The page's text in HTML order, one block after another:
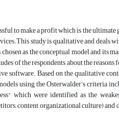
to make a profit which is the
study is qualitative and deals
as the conceptual model and its
of the respondents about the
software. Based on the qualitative
using the Osterwalder’s criteria
which were identified as the
content, organizational culture) and